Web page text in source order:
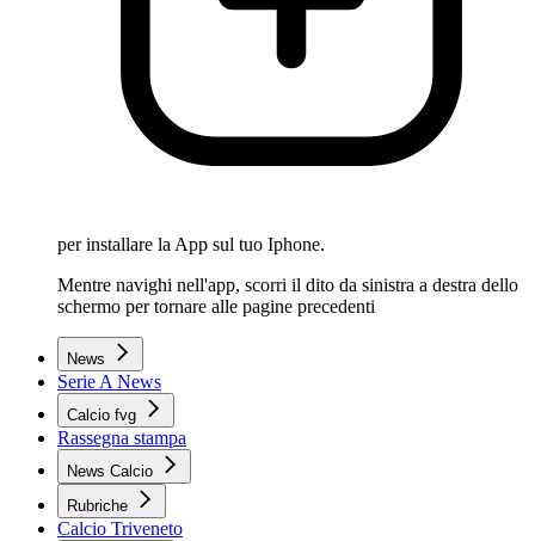
per installare la App sul tuo Iphone.
Mentre navighi nell'app, scorri il dito da sinistra a destra dello
schermo per tornare alle pagine precedenti
News
Serie A News
Calcio fvg
Rassegna stampa
News Calcio
Rubriche
Calcio Triveneto